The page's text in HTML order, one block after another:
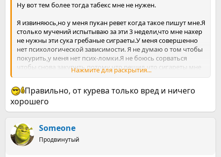
Ну вот тем более тогда табекс мне не нужен.
Я извиняюсь,но у меня пукан ревет когда такое пишут мне.Я
столько мучений испытываю за эти 3 недели,что мне нахер
не нужны эти сука гребаные сиграеты.У меня совершенно
нет психологической зависимости. Я не думаю о том чтобы
покурить,у меня нет псих-ломки.Я не боюсь сорваться
чтобы снова закурить,потому что решил что сигареты мне
не нужны.
Нажмите для раскрытия...
Правильно, от курева только вред и ничего
хорошего
Someone
Продвинутый